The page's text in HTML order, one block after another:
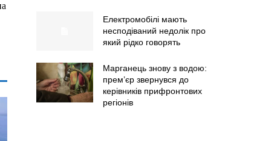
Електромобілі мають
несподіваний недолік про
який рідко говорять
Марганець знову з водою:
прем’єр звернувся до
керівників прифронтових
регіонів